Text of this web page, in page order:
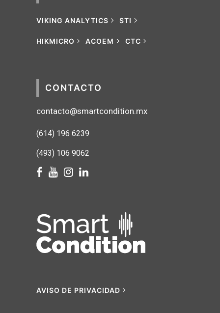
VIKING ANALYTICS STI
HIKMICRO ACOEM CTC
CONTACTO
contacto@smartcondition.mx
(614) 196 6239
(493) 106 9062
AVISO DE PRIVACIDAD